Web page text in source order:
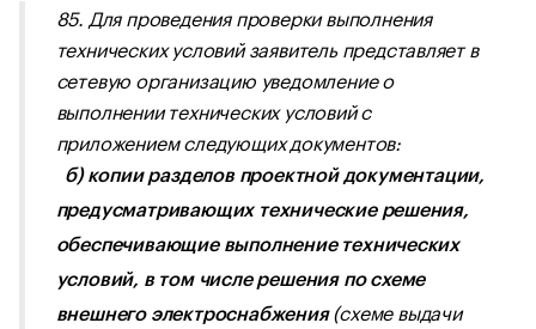
85. Для проведения проверки выполнения
технических условий заявитель представляет в
сетевую организацию уведомление о
выполнении технических условий с
приложением следующих документов:
б) копии разделов проектной документации,
предусматривающих технические решения,
обеспечивающие выполнение технических
условий, в том числе решения по схеме
внешнего электроснабжения(схеме выдачи